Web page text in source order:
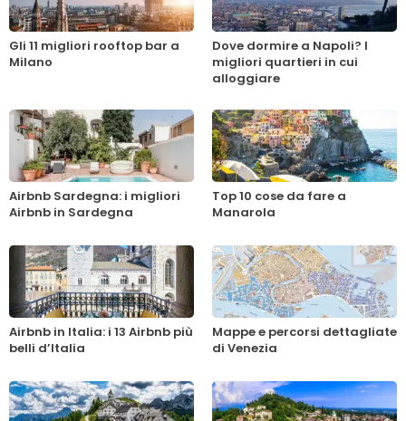
Gli 11 migliori rooftop bar a
Milano
Dove dormire a Napoli? I
migliori quartieri in cui
alloggiare
Airbnb Sardegna: i migliori
Airbnb in Sardegna
Top 10 cose da fare a
Manarola
Airbnb in Italia: i 13 Airbnb più
belli d’Italia
Mappe e percorsi dettagliate
di Venezia